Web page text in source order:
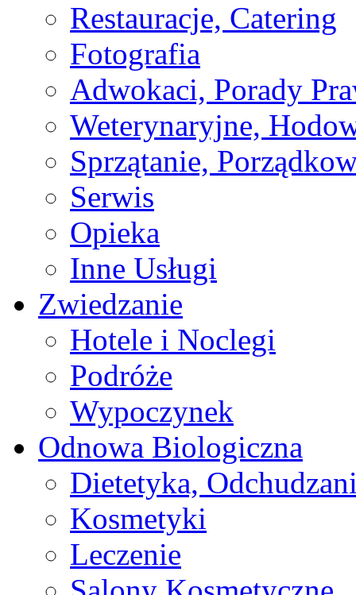
Restauracje, Catering
Fotografia
Adwokaci, Porady
Weterynaryjne,
Sprzątanie,
Serwis
Opieka
Inne Usługi
Zwiedzanie
Hotele i Noclegi
Podróże
Wypoczynek
Odnowa Biologiczna
Dietetyka,
Kosmetyki
Leczenie